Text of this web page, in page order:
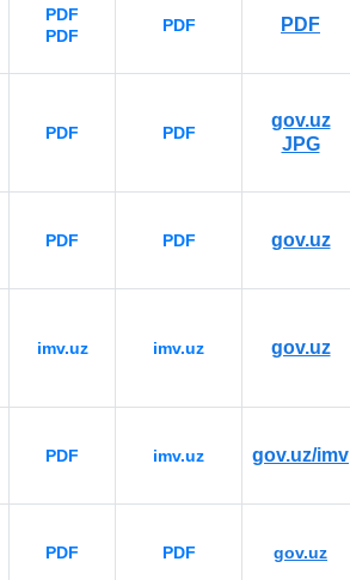
PDF
PDF
PDF PDF
PDF PDF
gov.uz
JPG
PDF PDF gov.uz
imv.uz imv.uz gov.uz
PDF imv.uz gov.uz/imv
PDF PDF gov.uz